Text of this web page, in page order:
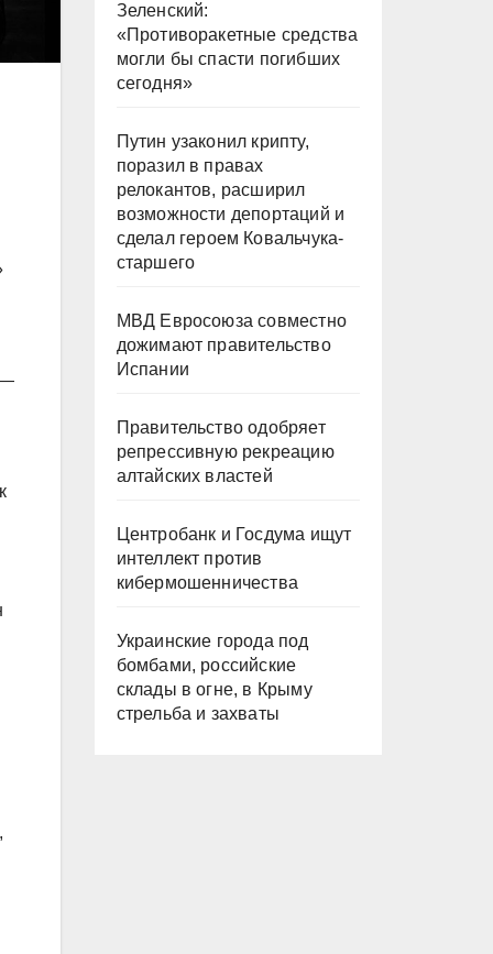
—
Зеленский:
«Противоракетные средства
могли бы спасти погибших
сегодня»
Путин узаконил крипту,
поразил в правах
релокантов, расширил
возможности депортаций и
сделал героем Ковальчука-
старшего
МВД Евросоюза совместно
дожимают правительство
Испании
Правительство одобряет
репрессивную рекреацию
алтайских властей
Центробанк и Госдума ищут
интеллект против
кибермошенничества
Украинские города под
бомбами, российские
склады в огне, в Крыму
стрельба и захваты